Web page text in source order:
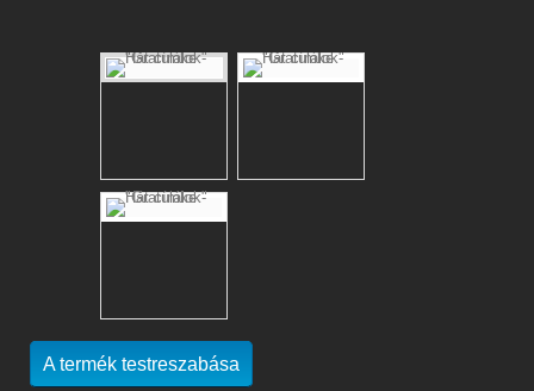
A termék testreszabása